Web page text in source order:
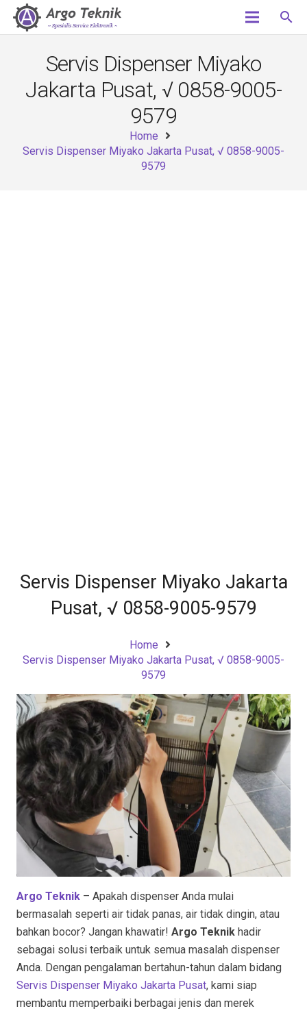
search
Servis Dispenser Miyako
Jakarta Pusat, √ 0858-9005-
9579
Home
Servis Dispenser Miyako Jakarta Pusat, √ 0858-9005-
9579
Servis Dispenser Miyako Jakarta
Pusat, √ 0858-9005-9579
Home
Servis Dispenser Miyako Jakarta Pusat, √ 0858-9005-
9579
Argo Teknik – Apakah dispenser Anda mulai
bermasalah seperti air tidak panas, air tidak dingin, atau
bahkan bocor? Jangan khawatir! Argo Teknik hadir
sebagai solusi terbaik untuk semua masalah dispenser
Anda. Dengan pengalaman bertahun-tahun dalam bidang
Servis Dispenser Miyako Jakarta Pusat, kami siap
membantu memperbaiki berbagai jenis dan merek